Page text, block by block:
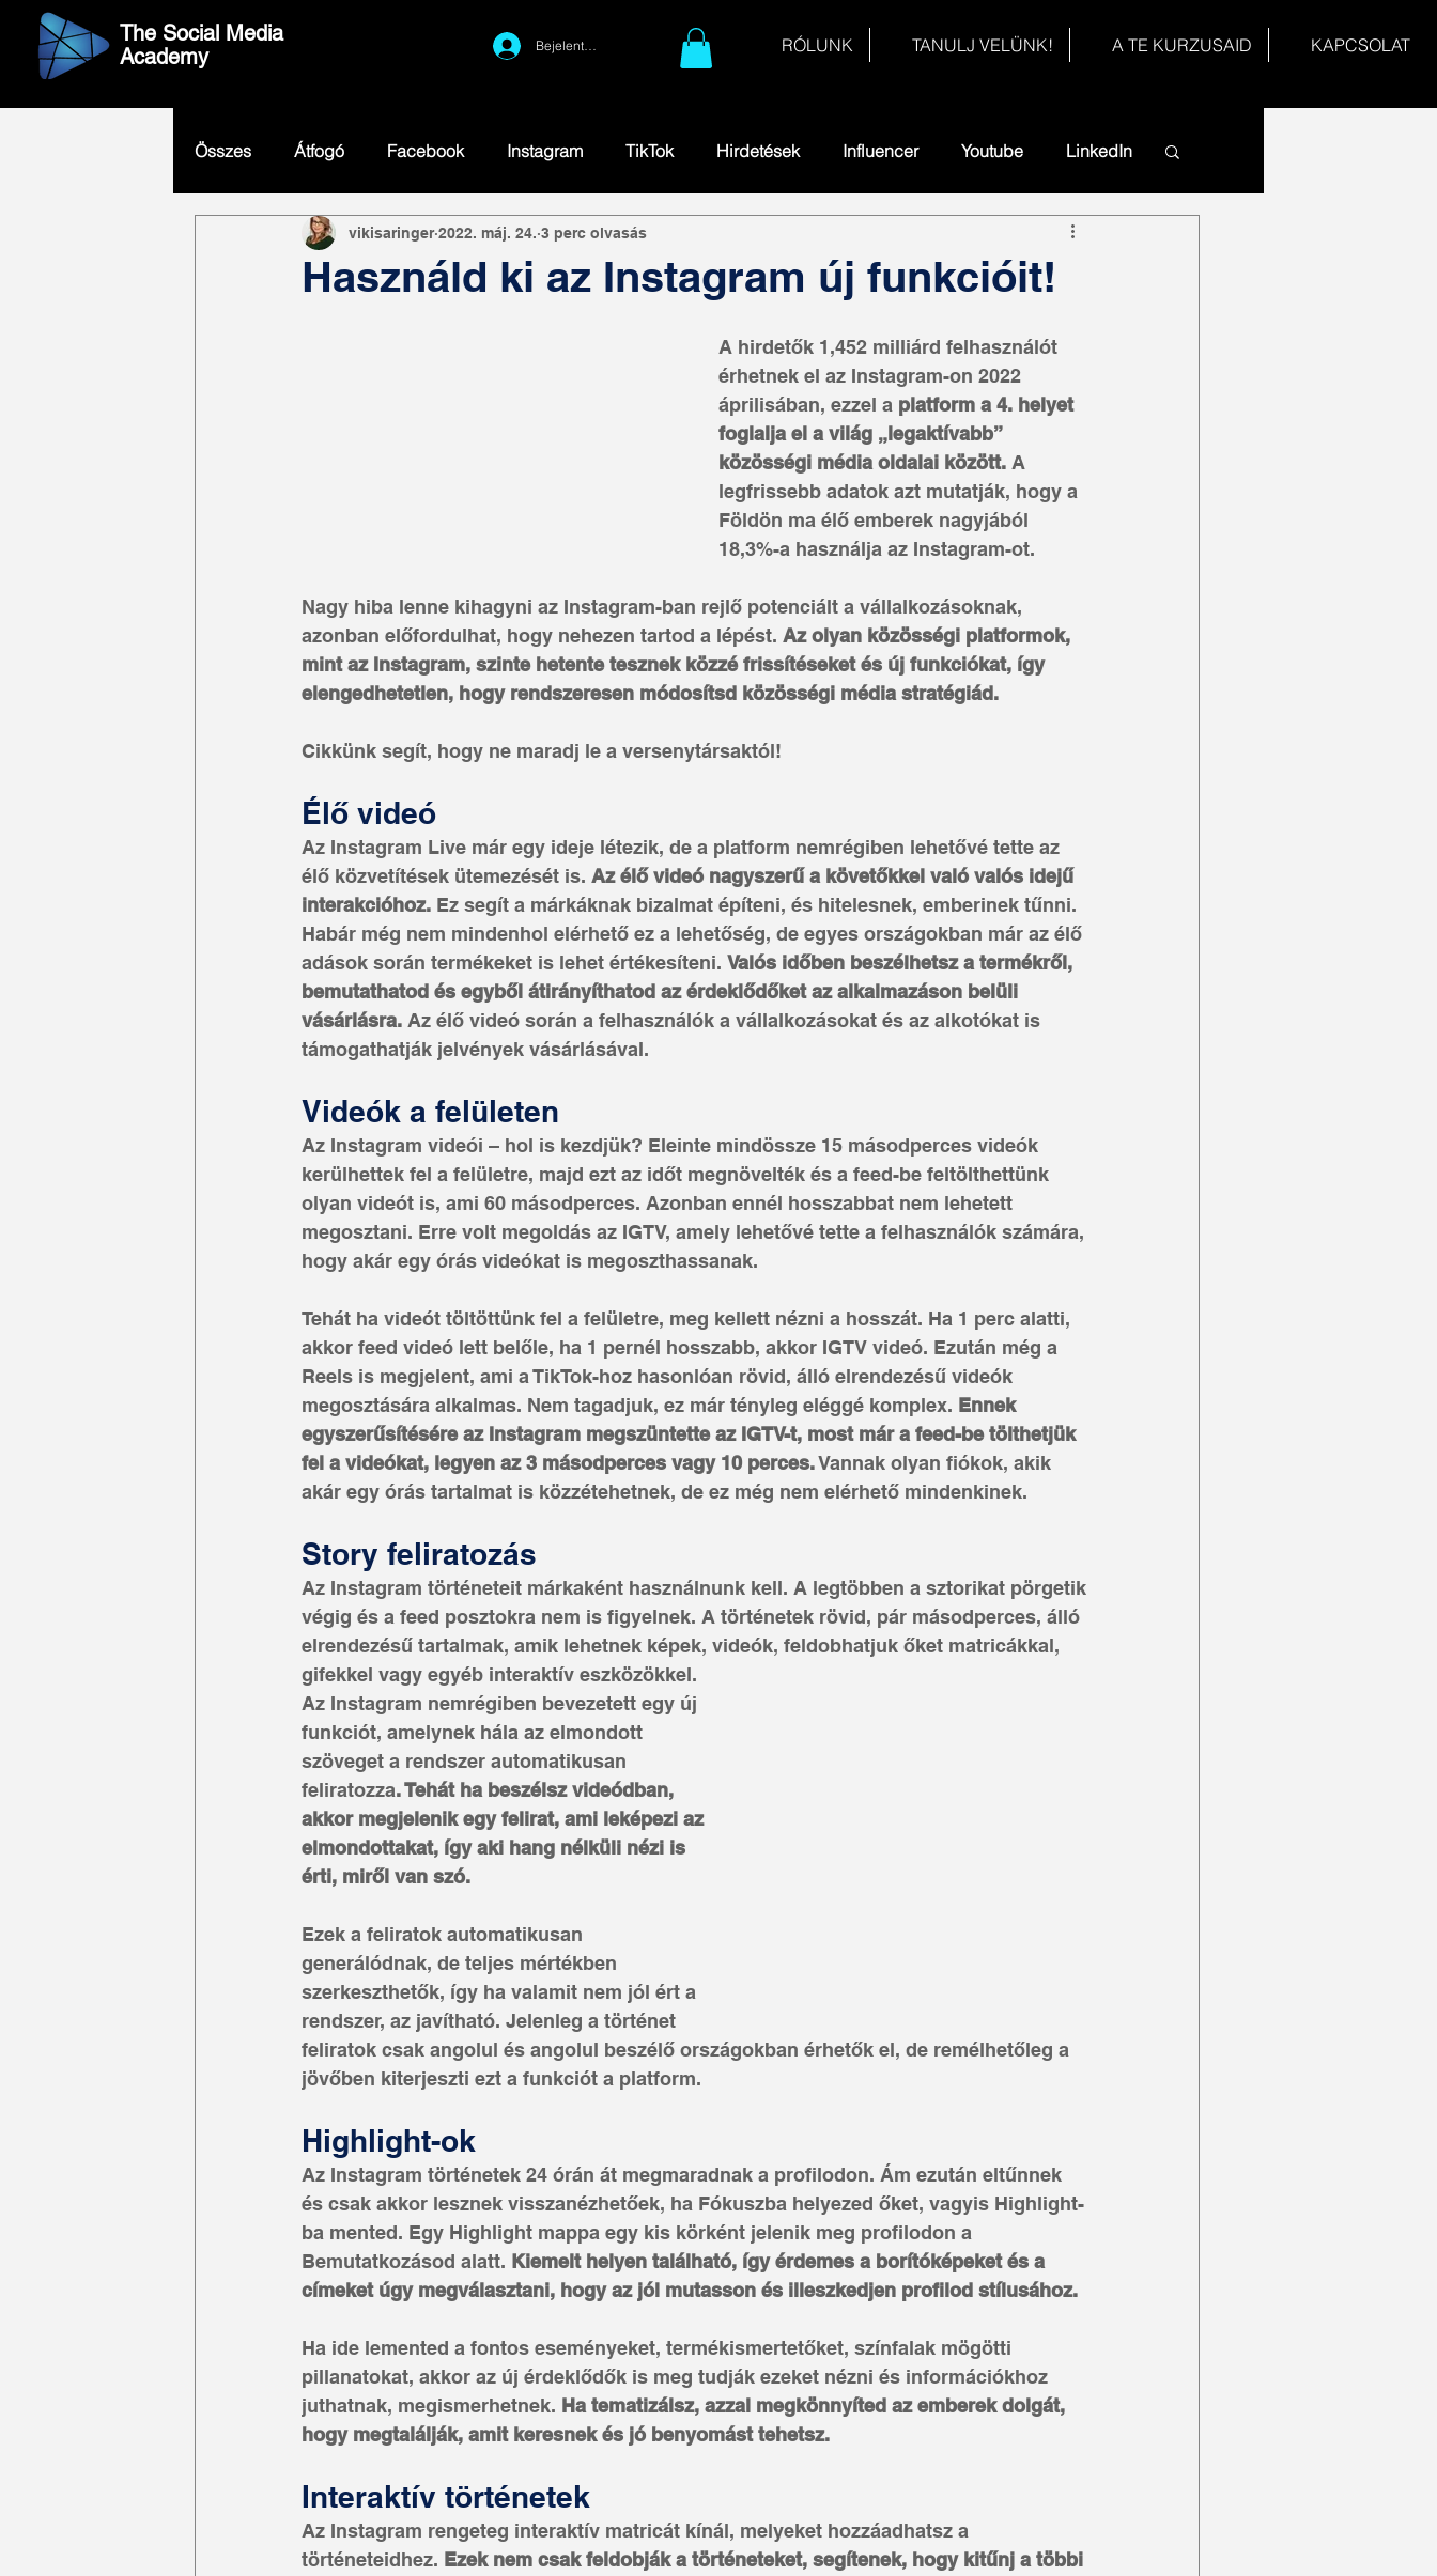
The Social Media
Academy
Bejelentkezés RÓLUNK TANULJ VELÜNK! A TE KURZUSAID KAPCSOLAT
Összes Átfogó Facebook Instagram TikTok Hirdetések Influencer Youtube LinkedIn
GoogleMaps
Használd ki az Instagram új funkcióit!
vikisaringer 2022. máj. 24. 3 perc olvasás
A hirdetők 1,452 milliárd felhasználót
érhetnek el az Instagram-on 2022
áprilisában, ezzel a platform a 4. helyet
foglalja el a világ „legaktívabb”
közösségi média oldalai között. A
legfrissebb adatok azt mutatják, hogy a
Földön ma élő emberek nagyjából
18,3%-a használja az Instagram-ot.
Nagy hiba lenne kihagyni az Instagram-ban rejlő potenciált a vállalkozásoknak,
azonban előfordulhat, hogy nehezen tartod a lépést. Az olyan közösségi platformok,
mint az Instagram, szinte hetente tesznek közzé frissítéseket és új funkciókat, így
elengedhetetlen, hogy rendszeresen módosítsd közösségi média stratégiád.
Cikkünk segít, hogy ne maradj le a versenytársaktól!
Élő videó
Az Instagram Live már egy ideje létezik, de a platform nemrégiben lehetővé tette az
élő közvetítések ütemezését is. Az élő videó nagyszerű a követőkkel való valós idejű
interakcióhoz. Ez segít a márkáknak bizalmat építeni, és hitelesnek, emberinek tűnni.
Habár még nem mindenhol elérhető ez a lehetőség, de egyes országokban már az élő
adások során termékeket is lehet értékesíteni. Valós időben beszélhetsz a termékről,
bemutathatod és egyből átirányíthatod az érdeklődőket az alkalmazáson belüli
vásárlásra. Az élő videó során a felhasználók a vállalkozásokat és az alkotókat is
támogathatják jelvények vásárlásával.
Videók a felületen
Az Instagram videói – hol is kezdjük? Eleinte mindössze 15 másodperces videók
kerülhettek fel a felületre, majd ezt az időt megnövelték és a feed-be feltölthettünk
olyan videót is, ami 60 másodperces. Azonban ennél hosszabbat nem lehetett
megosztani. Erre volt megoldás az IGTV, amely lehetővé tette a felhasználók számára,
hogy akár egy órás videókat is megoszthassanak.
Tehát ha videót töltöttünk fel a felületre, meg kellett nézni a hosszát. Ha 1 perc alatti,
akkor feed videó lett belőle, ha 1 pernél hosszabb, akkor IGTV videó. Ezután még a
Reels is megjelent, ami a TikTok-hoz hasonlóan rövid, álló elrendezésű videók
megosztására alkalmas. Nem tagadjuk, ez már tényleg eléggé komplex. Ennek
egyszerűsítésére az Instagram megszüntette az IGTV-t, most már a feed-be tölthetjük
fel a videókat, legyen az 3 másodperces vagy 10 perces. Vannak olyan fiókok, akik
akár egy órás tartalmat is közzétehetnek, de ez még nem elérhető mindenkinek.
Story feliratozás
Az Instagram történeteit márkaként használnunk kell. A legtöbben a sztorikat pörgetik
végig és a feed posztokra nem is figyelnek. A történetek rövid, pár másodperces, álló
elrendezésű tartalmak, amik lehetnek képek, videók, feldobhatjuk őket matricákkal,
gifekkel vagy egyéb interaktív eszközökkel.
Az Instagram nemrégiben bevezetett egy új
funkciót, amelynek hála az elmondott
szöveget a rendszer automatikusan
feliratozza. Tehát ha beszélsz videódban,
akkor megjelenik egy felirat, ami leképezi az
elmondottakat, így aki hang nélküli nézi is
érti, miről van szó.
Ezek a feliratok automatikusan
generálódnak, de teljes mértékben
szerkeszthetők, így ha valamit nem jól ért a
rendszer, az javítható. Jelenleg a történet
feliratok csak angolul és angolul beszélő országokban érhetők el, de remélhetőleg a
jövőben kiterjeszti ezt a funkciót a platform.
Highlight-ok
Az Instagram történetek 24 órán át megmaradnak a profilodon. Ám ezután eltűnnek
és csak akkor lesznek visszanézhetőek, ha Fókuszba helyezed őket, vagyis Highlight-
ba mented. Egy Highlight mappa egy kis körként jelenik meg profilodon a
Bemutatkozásod alatt. Kiemelt helyen található, így érdemes a borítóképeket és a
címeket úgy megválasztani, hogy az jól mutasson és illeszkedjen profilod stílusához.
Ha ide lemented a fontos eseményeket, termékismertetőket, színfalak mögötti
pillanatokat, akkor az új érdeklődők is meg tudják ezeket nézni és információkhoz
juthatnak, megismerhetnek. Ha tematizálsz, azzal megkönnyíted az emberek dolgát,
hogy megtalálják, amit keresnek és jó benyomást tehetsz.
Interaktív történetek
Az Instagram rengeteg interaktív matricát kínál, melyeket hozzáadhatsz a
történeteidhez. Ezek nem csak feldobják a történeteket, segítenek, hogy kitűnj a többi